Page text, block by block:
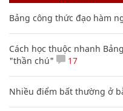
Bảng công thức đạo hàm
Cách học thuộc nhanh
"thần chú"
17
Nhiều điểm bất thường ở